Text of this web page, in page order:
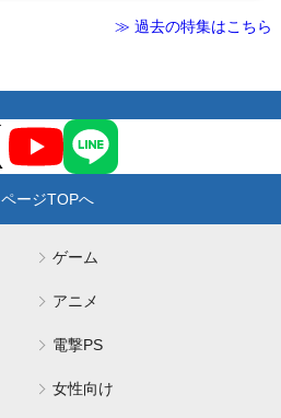
≫ 過去の特集はこちら
ページTOPへ
ゲーム
アニメ
電撃PS
女性向け